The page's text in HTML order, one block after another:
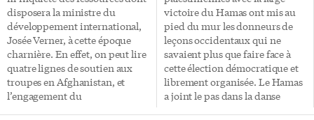
chroniqueurs chevronnés en
matière d’art et culture, de
patrimoine, de finances, de
voyage et d’humour, pour ne
mentionner que ceux-là,
donnent au journal une facture
aussi conviviale que
professionnelle. La Société
près d’Alexandrie en 1945,
Ferdinand de Lesseyrs, et bien
d’autres. Paul-François,
explorateur […]
disposera la ministre du
développement international,
Josée Verner, à cette époque
charnière. En effet, on peut lire
quatre lignes de soutien aux
troupes en Afghanistan, et
l’engagement du
victoire du Hamas ont mis au
pied du mur les donneurs de
leçons occidentaux qui ne
savaient plus que faire face à
cette élection démocratique et
librement organisée. Le Hamas
a joint le pas dans la danse